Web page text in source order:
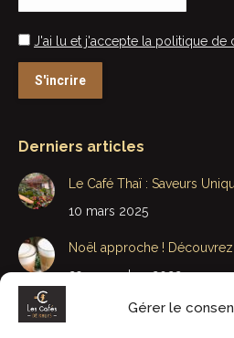
Gérer le
J'ai lu et j'accepte la politique de
Derniers articles
Le Café Thaï : Saveurs
10 mars 2025
Noël approche !
29 novembre 2022
Bonne Fête Papa et Beau-